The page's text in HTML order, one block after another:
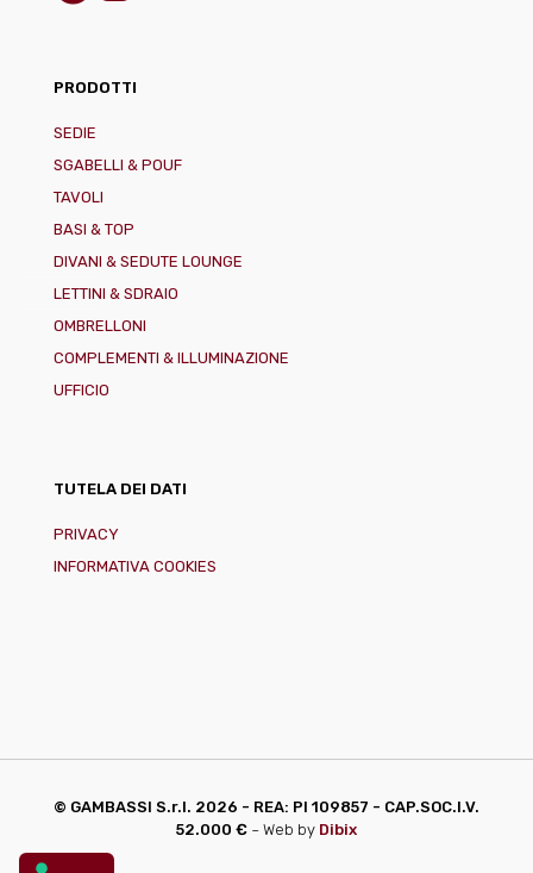
PRODOTTI
SEDIE
SGABELLI & POUF
TAVOLI
BASI & TOP
DIVANI & SEDUTE LOUNGE
LETTINI & SDRAIO
OMBRELLONI
COMPLEMENTI & ILLUMINAZIONE
UFFICIO
TUTELA DEI DATI
PRIVACY
INFORMATIVA COOKIES
© GAMBASSI S.r.l. 2026 - REA: PI 109857 - CAP.SOC.I.V.
52.000 € ~ Web by Dibix